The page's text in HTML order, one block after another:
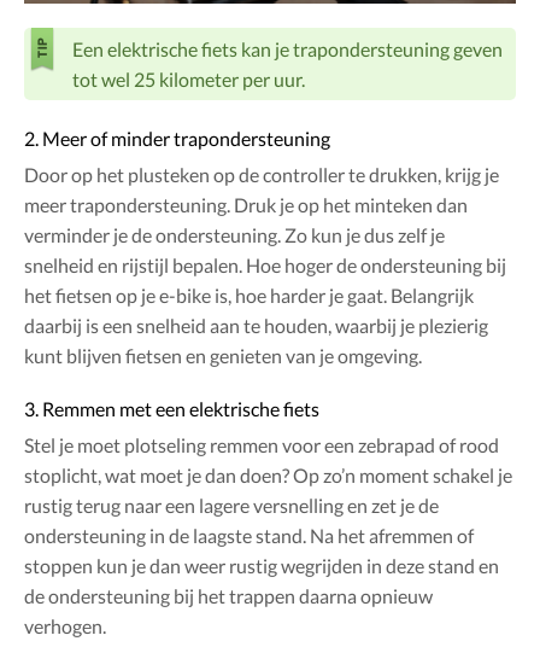
Een elektrische fiets kan je trapondersteuning geven
tot wel 25 kilometer per uur.
2. Meer of minder trapondersteuning
Door op het plusteken op de controller te drukken, krijg je
meer trapondersteuning. Druk je op het minteken dan
verminder je de ondersteuning. Zo kun je dus zelf je
snelheid en rijstijl bepalen. Hoe hoger de ondersteuning bij
het fietsen op je e-bike is, hoe harder je gaat. Belangrijk
daarbij is een snelheid aan te houden, waarbij je plezierig
kunt blijven fietsen en genieten van je omgeving.
3. Remmen met een elektrische fiets
Stel je moet plotseling remmen voor een zebrapad of rood
stoplicht, wat moet je dan doen? Op zo’n moment schakel je
rustig terug naar een lagere versnelling en zet je de
ondersteuning in de laagste stand. Na het afremmen of
stoppen kun je dan weer rustig wegrijden in deze stand en
de ondersteuning bij het trappen daarna opnieuw
verhogen.